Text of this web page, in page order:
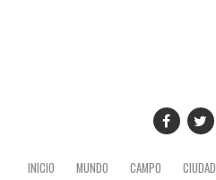
INICIO MUNDO CAMPO CIUDAD